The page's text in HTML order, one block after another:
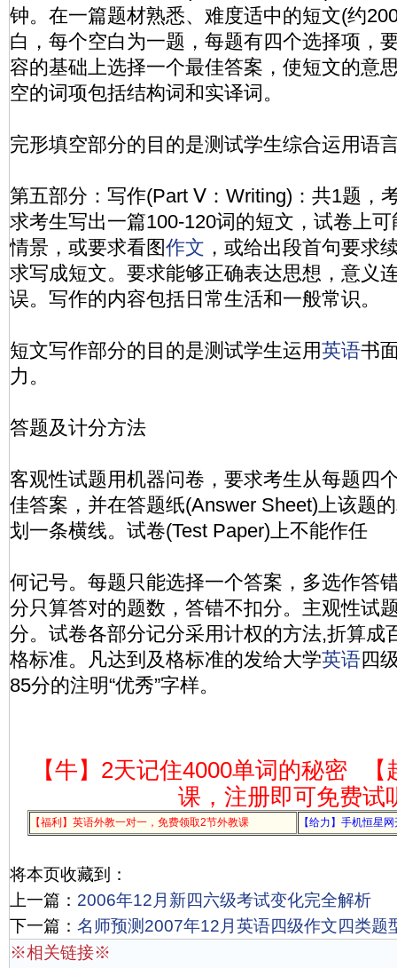
钟。在一篇题材熟悉、难度适中的短文(约
白，每个空白为一题，每题有四个选择项，
容的基础上选择一个最佳答案，使短文的意
空的词项包括结构词和实译词。
完形填空部分的目的是测试学生综合运用语
第五部分：写作(Part Ⅴ：Writing)：共1题，
求考生写出一篇100-120词的短文，试卷上
情景，或要求看图作文 ，或给出段首句要求
求写成短文。要求能够正确表达思想，意义
误。写作的内容包括日常生活和一般常识。
短文写作部分的目的是测试学生运用英语书
力。
答题及计分方法
客观性试题用机器问卷，要求考生从每题四
佳答案，并在答题纸(Answer Sheet)上该题
划一条横线。试卷(Test Paper)上不能作任
何记号。每题只能选择一个答案，多选作答
分只算答对的题数，答错不扣分。主观性试
分。试卷各部分记分采用计权的方法,折算成
格标准。凡达到及格标准的发给大学英语四
85分的注明“优秀”字样。
【牛】2天记住4000单词的秘密
课，注册即可免费试
【福利】英语外教一对一，免费领取2节外教课 【给力】手机恒星
将本页收藏到：
上一篇： 2006年12月新四六级考试变化完全解析
下一篇： 名师预测2007年12月英语四级作文四类题
※相关链接※